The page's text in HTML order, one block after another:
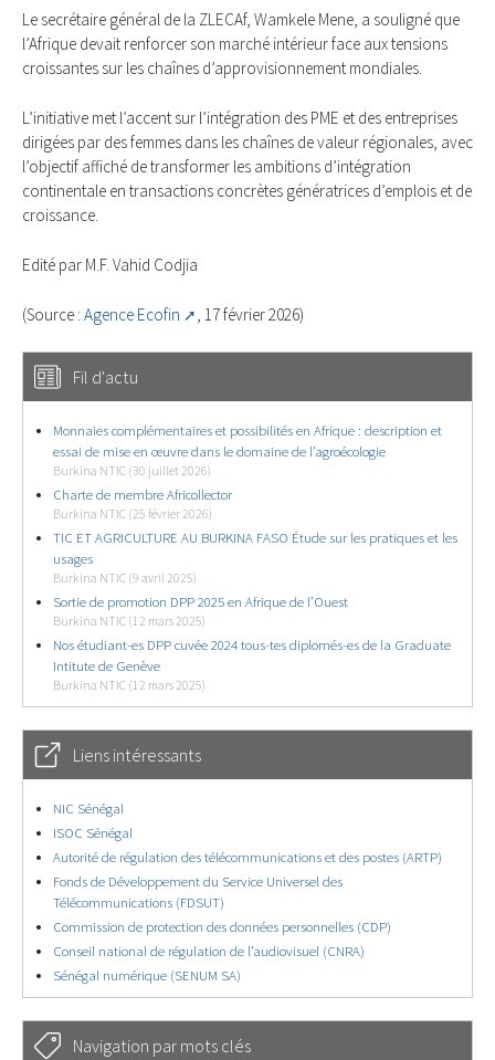
Le secrétaire général de la ZLECAf, Wamkele Mene, a souligné que
l’Afrique devait renforcer son marché intérieur face aux tensions
croissantes sur les chaînes d’approvisionnement mondiales.
L’initiative met l’accent sur l’intégration des PME et des entreprises
dirigées par des femmes dans les chaînes de valeur régionales, avec
l’objectif affiché de transformer les ambitions d’intégration
continentale en transactions concrètes génératrices d’emplois et de
croissance.
Edité par M.F. Vahid Codjia
(Source : Agence Ecofin , 17 février 2026)
Fil d'actu
Monnaies complémentaires et possibilités en Afrique : description et
essai de mise en œuvre dans le domaine de l’agroécologie
Burkina NTIC (30 juillet 2026)
Charte de membre Africollector
Burkina NTIC (25 février 2026)
TIC ET AGRICULTURE AU BURKINA FASO Étude sur les pratiques et les
usages
Burkina NTIC (9 avril 2025)
Sortie de promotion DPP 2025 en Afrique de l’Ouest
Burkina NTIC (12 mars 2025)
Nos étudiant-es DPP cuvée 2024 tous-tes diplomés-es de la Graduate
Intitute de Genève
Burkina NTIC (12 mars 2025)
Liens intéressants
NIC Sénégal
ISOC Sénégal
Autorité de régulation des télécommunications et des postes (ARTP)
Fonds de Développement du Service Universel des
Télécommunications (FDSUT)
Commission de protection des données personnelles (CDP)
Conseil national de régulation de l’audiovisuel (CNRA)
Sénégal numérique (SENUM SA)
Navigation par mots clés